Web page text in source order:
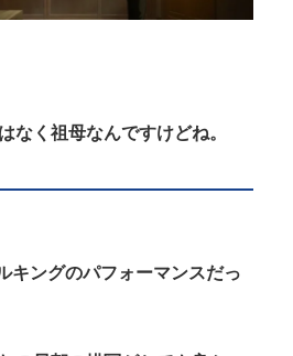
なく祖母なんですけどね。
キングのパフォーマンスだっ